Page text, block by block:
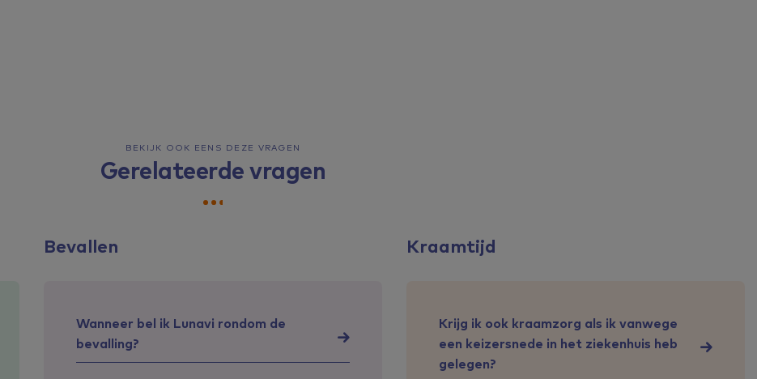
BEKIJK OOK EENS DEZE VRAGEN
Gerelateerde vragen
Bevallen
Wanneer bel ik Lunavi rondom de
bevalling?
Kraamtijd
Krijg ik ook kraamzorg als ik vanwege
een keizersnede in het ziekenhuis heb
gelegen?